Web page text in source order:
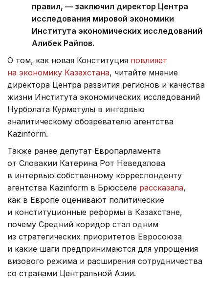
правил, — заключил директор Центра
исследования мировой экономики
Института экономических исследований
Алибек Райпов.
О том, как новая Конституция повлияет
на экономику Казахстана, читайте мнение
директора Центра развития регионов и качества
жизни Института экономических исследований
Нурболата Курметулы в интервью
аналитическому обозревателю агентства
Kazinform.
Также ранее депутат Европарламента
от Словакии Катерина Рот Неведалова
в интервью собственному корреспонденту
агентства Kazinform в Брюсселе рассказала,
как в Европе оценивают политические
и конституционные реформы в Казахстане,
почему Средний коридор стал одним
из стратегических приоритетов Евросоюза
и какие шаги предпринимаются для упрощения
визового режима и расширения сотрудничества
со странами Центральной Азии.